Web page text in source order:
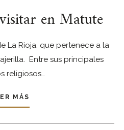
en Matute
La Rioja, que pertenece a la
Entre sus principales
religiosos…
MÁS